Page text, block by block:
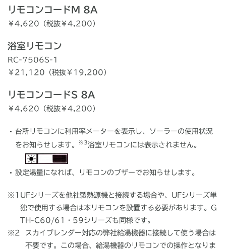
リモコンコードM 8A
￥4,620（税抜￥4,200）
浴室リモコン
RC-7506S-1
￥21,120（税抜￥19,200）
リモコンコードS 8A
￥4,620（税抜￥4,200）
台所リモコンに利用率メーターを表示し、ソーラーの使用状況
をお知らせします。
※3浴室リモコンには表示されません。
設定湯量になれば、リモコンのブザーでお知らせします。
※1 UFシリーズを他社製熱源機と接続する場合や、UFシリーズ単
独で使用する場合は本リモコンを設置する必要があります。G
TH-C60/61・59シリーズも同様です。
※2
スカイブレンダー対応の弊社給湯機器に接続して使う場合は
不要です。この場合、給湯機器のリモコンでの操作となりま